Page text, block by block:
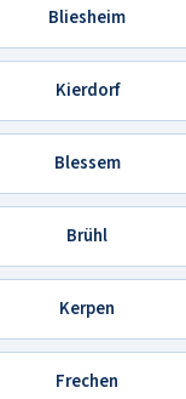
Bliesheim
Kierdorf
Blessem
Brühl
Kerpen
Frechen